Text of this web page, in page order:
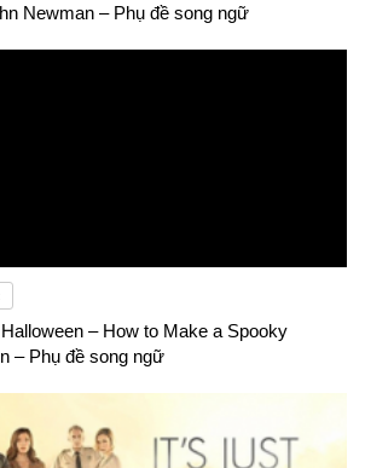
Newman – Phụ đề song ngữ
– How to Make a Spooky
– Phụ đề song ngữ